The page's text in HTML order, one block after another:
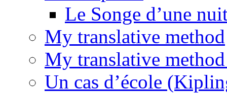
Le Songe d’une
My translative method
My translative
Un cas d’école